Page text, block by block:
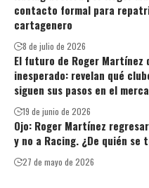
contacto formal para
cartagenero
8 de julio de 2026
El futuro de Roger Martínez
inesperado: revelan qué
siguen sus pasos en el
19 de junio de 2026
Ojo: Roger Martínez
y no a Racing. ¿De quién se
27 de mayo de 2026